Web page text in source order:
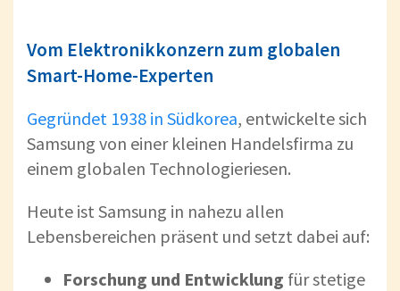
Vom Elektronikkonzern zum globalen
Smart-Home-Experten
Gegründet 1938 in Südkorea, entwickelte sich
Samsung von einer kleinen Handelsfirma zu
einem globalen Technologieriesen.
Heute ist Samsung in nahezu allen
Lebensbereichen präsent und setzt dabei auf:
Forschung und Entwicklung für stetige